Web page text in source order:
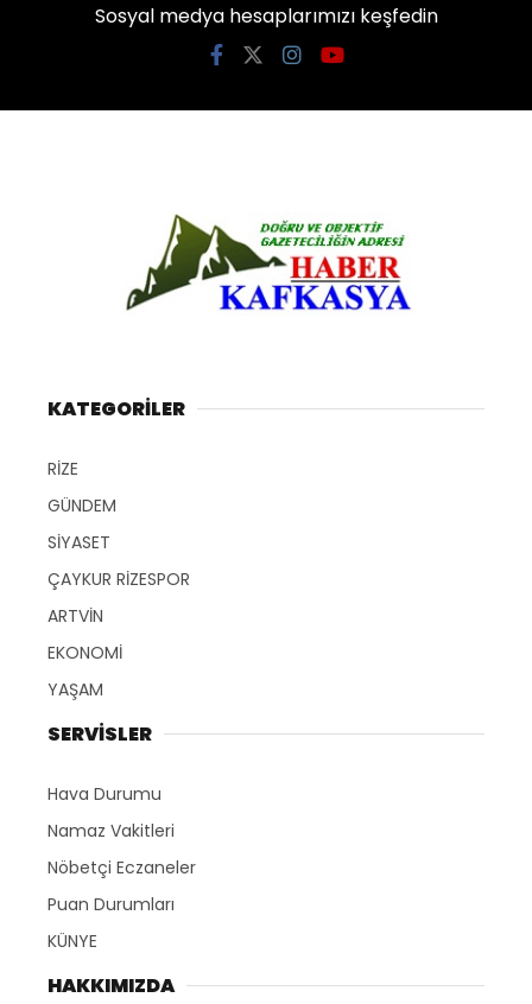
Sosyal medya hesaplarımızı keşfedin
KATEGORİLER
RİZE
GÜNDEM
SİYASET
ÇAYKUR RİZESPOR
ARTVİN
EKONOMİ
YAŞAM
SERVİSLER
Hava Durumu
Namaz Vakitleri
Nöbetçi Eczaneler
Puan Durumları
KÜNYE
HAKKIMIZDA